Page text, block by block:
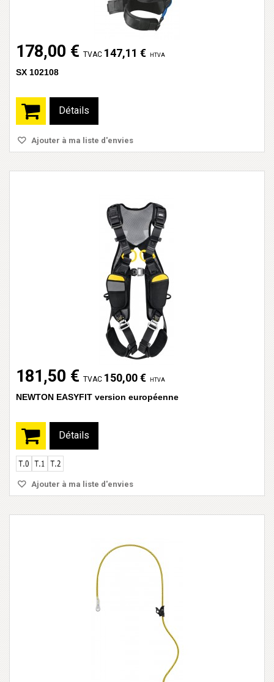
178,00 € TVAC 147,11 € HTVA
SX 102108
Détails
Ajouter à ma liste d'envies
181,50 € TVAC 150,00 € HTVA
NEWTON EASYFIT version européenne
Détails
Ajouter à ma liste d'envies